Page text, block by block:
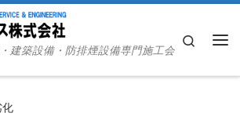
建築設備・防排煙設備専門施工会
Search
化